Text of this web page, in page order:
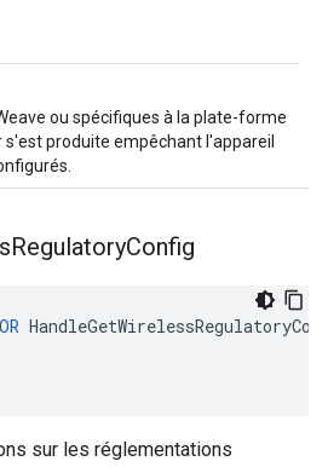
ou spécifiques à la plate-forme
produite empêchant l'appareil
RegulatoryConfig
sur les réglementations